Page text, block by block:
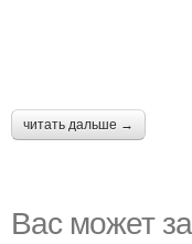
читать дальше →
Вас может